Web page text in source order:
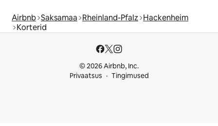
Airbnb Saksamaa Rheinland-Pfalz Hackenheim
Korterid
© 2026 Airbnb, Inc.
Privaatsus
Tingimused